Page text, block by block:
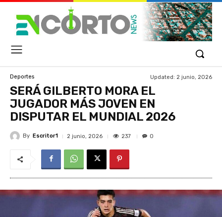
Deportes Updated: 2 junio, 2026
SERÁ GILBERTO MORA EL
JUGADOR MÁS JOVEN EN
DISPUTAR EL MUNDIAL 2026
By Escritor1 2 junio, 2026 237 0